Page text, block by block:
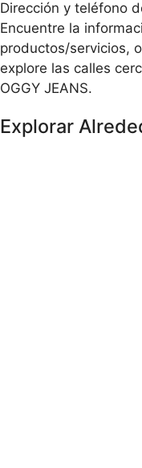
Dirección y teléfono
Encuentre la
productos/servicios,
explore las calles
OGGY JEANS.
Explorar